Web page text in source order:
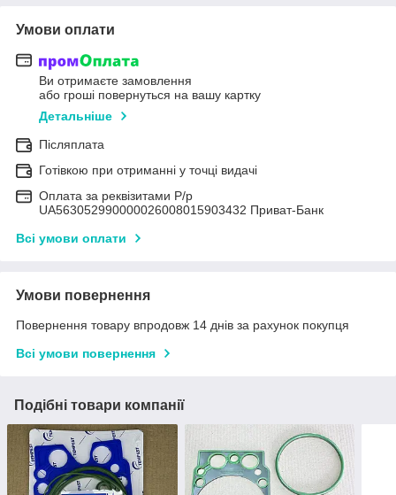
Умови оплати
Ви отримаєте замовлення
або гроші повернуться на вашу картку
Детальніше
Післяплата
Готівкою при отриманні у точці видачі
Оплата за реквізитами Р/р
UA563052990000026008015903432 Приват-Банк
Всі умови оплати
Умови повернення
Повернення товару впродовж 14 днів за рахунок покупця
Всі умови повернення
Подібні товари компанії